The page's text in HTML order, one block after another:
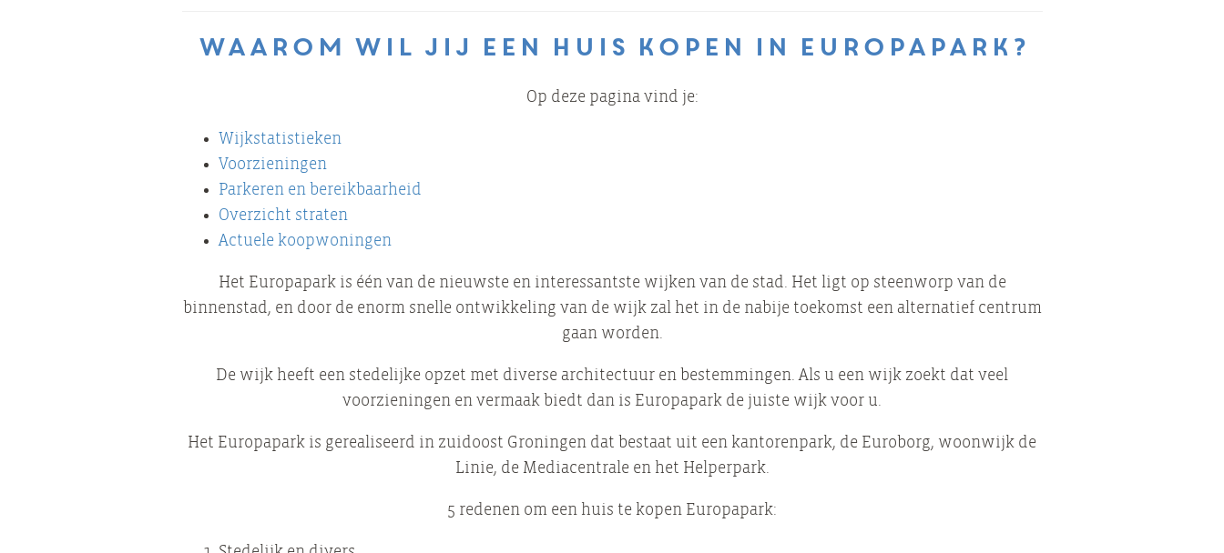
Waarom wil jij een huis kopen in Europapark?
Op deze pagina vind je:
Wijkstatistieken
Voorzieningen
Parkeren en bereikbaarheid
Overzicht straten
Actuele koopwoningen
Het Europapark is één van de nieuwste en interessantste wijken van de stad. Het ligt op steenworp van de
binnenstad, en door de enorm snelle ontwikkeling van de wijk zal het in de nabije toekomst een alternatief centrum
gaan worden.
De wijk heeft een stedelijke opzet met diverse architectuur en bestemmingen. Als u een wijk zoekt dat veel
voorzieningen en vermaak biedt dan is Europapark de juiste wijk voor u.
Het Europapark is gerealiseerd in zuidoost Groningen dat bestaat uit een kantorenpark, de Euroborg, woonwijk de
Linie, de Mediacentrale en het Helperpark.
5 redenen om een huis te kopen Europapark: